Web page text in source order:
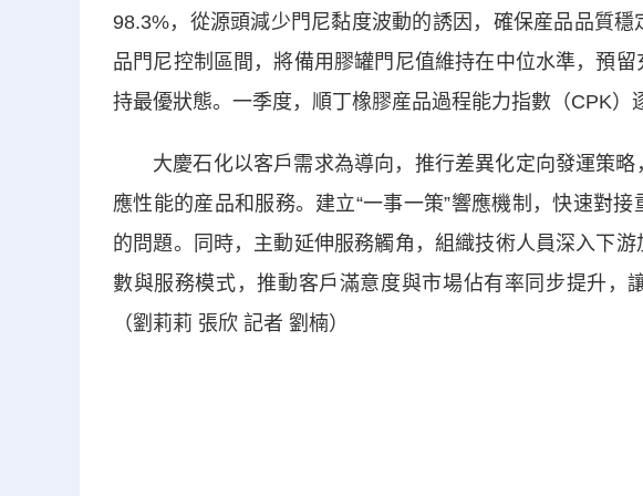
98.3%，從源頭減少門尼黏度波動的誘因，確保産品品質
品門尼控制區間，將備用膠罐門尼值維持在中位水準，預
持最優狀態。一季度，順丁橡膠産品過程能力指數（CPK）
大慶石化以客戶需求為導向，推行差異化定向發運策
應性能的産品和服務。建立“一事一策”響應機制，快速對
的問題。同時，主動延伸服務觸角，組織技術人員深入下
數與服務模式，推動客戶滿意度與市場佔有率同步提升，
（劉莉莉 張欣 記者 劉楠）